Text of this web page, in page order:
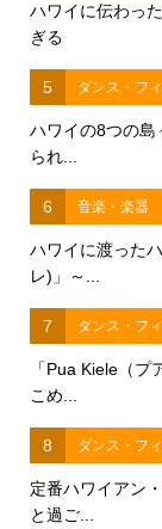
ハワイに伝わっ
ぎる
5 ダンス・フ
ハワイの8つの島
られ...
6 音楽・楽器
ハワイに渡った
レ)」～...
7 ダンス・フ
「Pua Kiele（
こめ...
8 ダンス・フ
定番ハワイアン
と過ご...